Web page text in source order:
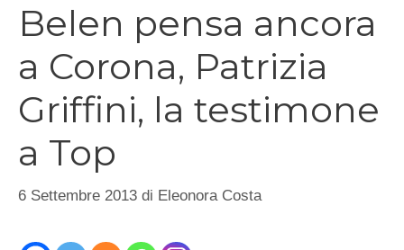
Belen pensa ancora
a Corona, Patrizia
Griffini, la testimone
a Top
6 Settembre 2013 di Eleonora Costa